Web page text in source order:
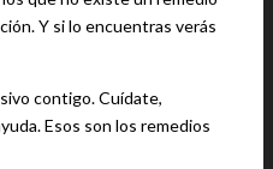
Y si lo encuentras verás
contigo. Cuídate,
Esos son los remedios